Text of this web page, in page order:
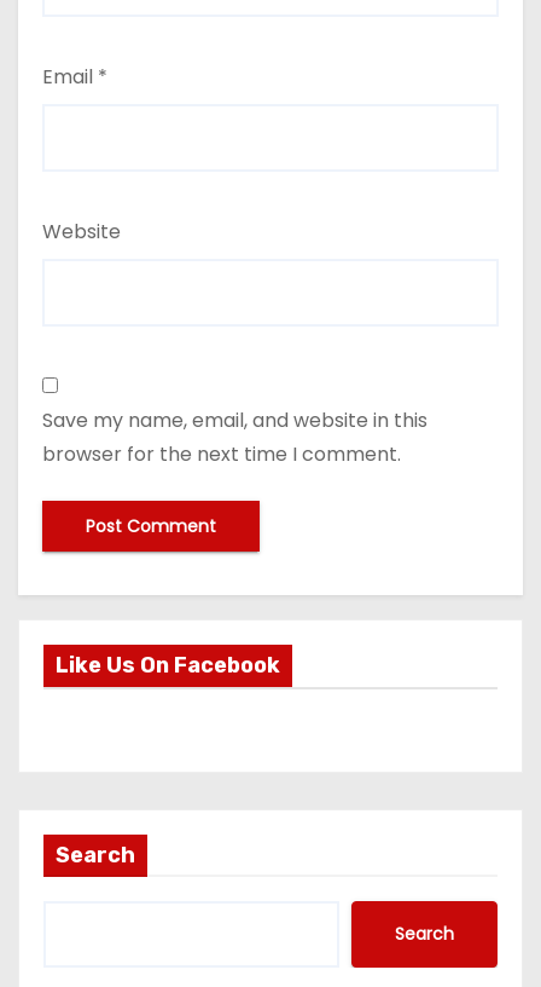
Email *
Website
Save my name, email, and website in this
browser for the next time I comment.
Like Us On Facebook
Search
Search